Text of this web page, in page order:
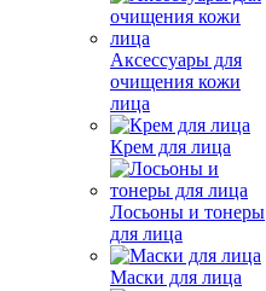
Аксессуары для
очищения кожи
лица
Крем для лица
Лосьоны и тонеры
для лица
Маски для лица